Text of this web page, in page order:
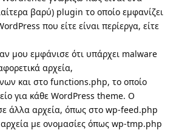
βαρύ) plugin το οποίο εμφανίζει
που είτε είναι περίεργα, είτε
μου εμφάνισε ότι υπάρχει malware
αρχεία,
και στο functions.php, το οποίο
για κάθε WordPress theme. Ο
άλλα αρχεία, όπως στο wp-feed.php
αρχεία με ονομασίες όπως wp-tmp.php